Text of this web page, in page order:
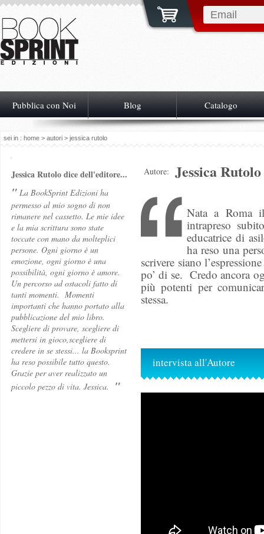
Pubblica con Noi Blog Catalogo
sei in : home > autori > jessica rutolo
Jessica Rutolo dice dell'editore...
" La BookSprint Edizioni ha
permesso al mio sogno di non
rimanere nel cassetto. Le mie idee
e la mia scrittura sono state
toccate con mano da molteplici
persone. Ogni giorno è un
emozione, ogni giorno è una
possibilità, ogni giorno è amore.
Un percorso ad ostacoli fatto di
tanti momenti. Momenti
importanti che hanno portato alla
pubblicazione del mio libro.
Scegliere di provare, scegliere di
mettersi in gioco,scegliere di
credere in se stessi... la Booksprint
ha reso possibile tutto questo.
Grazie per aver realizzato un
piccolo pezzo di vita. Jessica.
"
Autore: Jessica Rutolo
Nata a Roma
intrapreso
educatrice di
ha reso una
scrivere siano
po’ di se. Credo ancora
più potenti per
stessa.
intervista all'Autore